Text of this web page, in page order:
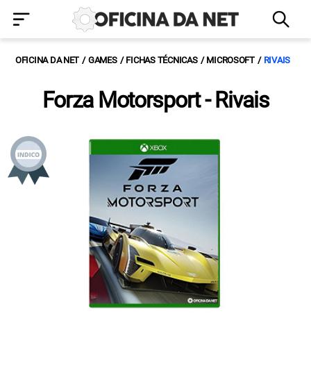
OFICINA DA NET GAMES FICHAS TÉCNICAS MICROSOFT RIVAIS
Forza Motorsport - Rivais